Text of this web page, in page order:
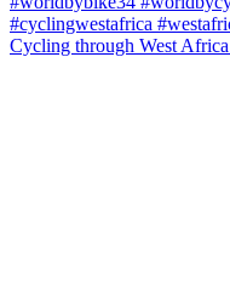
Cycling through West